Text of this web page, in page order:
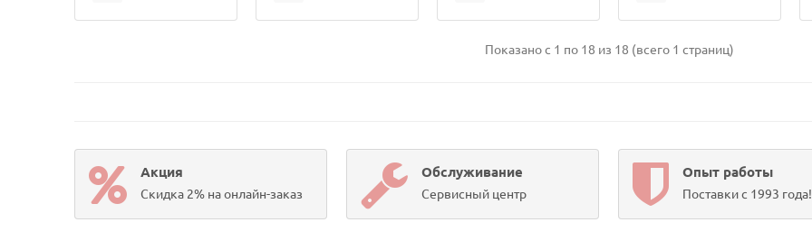
Показано с 1 по 18 из 18 (всего 1 страниц)
Акция
Скидка 2% на онлайн-заказ
Обслуживание
Сервисный центр
Опыт работы
Поставки с 1993 года!